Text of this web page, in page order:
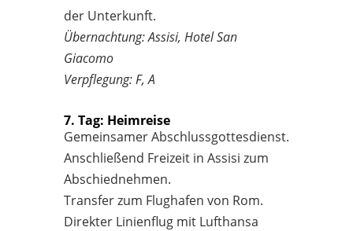
der Unterkunft.
Übernachtung: Assisi, Hotel San
Giacomo
Verpflegung: F, A
7. Tag: Heimreise
Gemeinsamer Abschlussgottesdienst.
Anschließend Freizeit in Assisi zum
Abschiednehmen.
Transfer zum Flughafen von Rom.
Direkter Linienflug mit Lufthansa